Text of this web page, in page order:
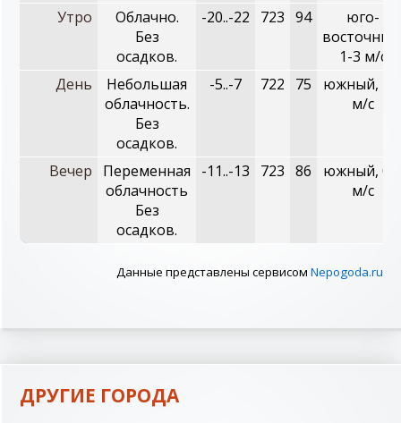
Утро
Облачно.
Без
осадков.
-20..-22 723 94
юго-
1-3 м/с
День
Небольшая
облачность.
Без
осадков.
-5..-7 722 75
южный, 1-
м/с
Вечер
Переменная
облачность
Без
осадков.
-11..-13 723 86
южный, 0-
м/с
Данные представлены сервисом Nepogoda.ru
ДРУГИЕ ГОРОДА